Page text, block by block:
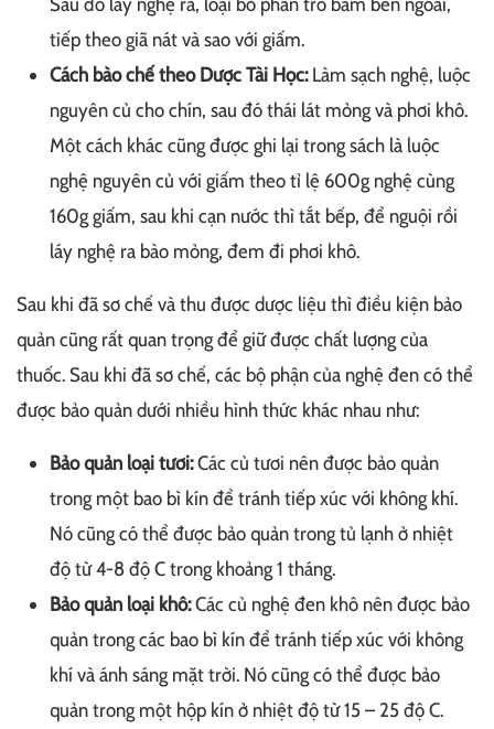
Sau đó lấy nghệ ra, loại bỏ phần tro bám bên ngoài,
tiếp theo giã nát và sao với giấm.
Cách bào chế theo Dược Tài Học:Làm sạch nghệ, luộc
nguyên củ cho chín, sau đó thái lát mỏng và phơi khô.
Một cách khác cũng được ghi lại trong sách là luộc
nghệ nguyên củ với giấm theo tỉ lệ 600g nghệ cùng
160g giấm, sau khi cạn nước thì tắt bếp, để nguội rồi
láy nghệ ra bào mỏng, đem đi phơi khô.
Sau khi đã sơ chế và thu được dược liệu thì điều kiện bảo
quản cũng rất quan trọng để giữ được chất lượng của
thuốc. Sau khi đã sơ chế, các bộ phận của nghệ đen có thể
được bảo quản dưới nhiều hình thức khác nhau như:
Bảo quản loại tươi:Các củ tươi nên được bảo quản
trong một bao bì kín để tránh tiếp xúc với không khí.
Nó cũng có thể được bảo quản trong tủ lạnh ở nhiệt
độ từ 4-8 độ C trong khoảng 1 tháng.
Bảo quản loại khô:Các củ nghệ đen khô nên được bảo
quản trong các bao bì kín để tránh tiếp xúc với không
khí và ánh sáng mặt trời. Nó cũng có thể được bảo
quản trong một hộp kín ở nhiệt độ từ 15 – 25 độ C.